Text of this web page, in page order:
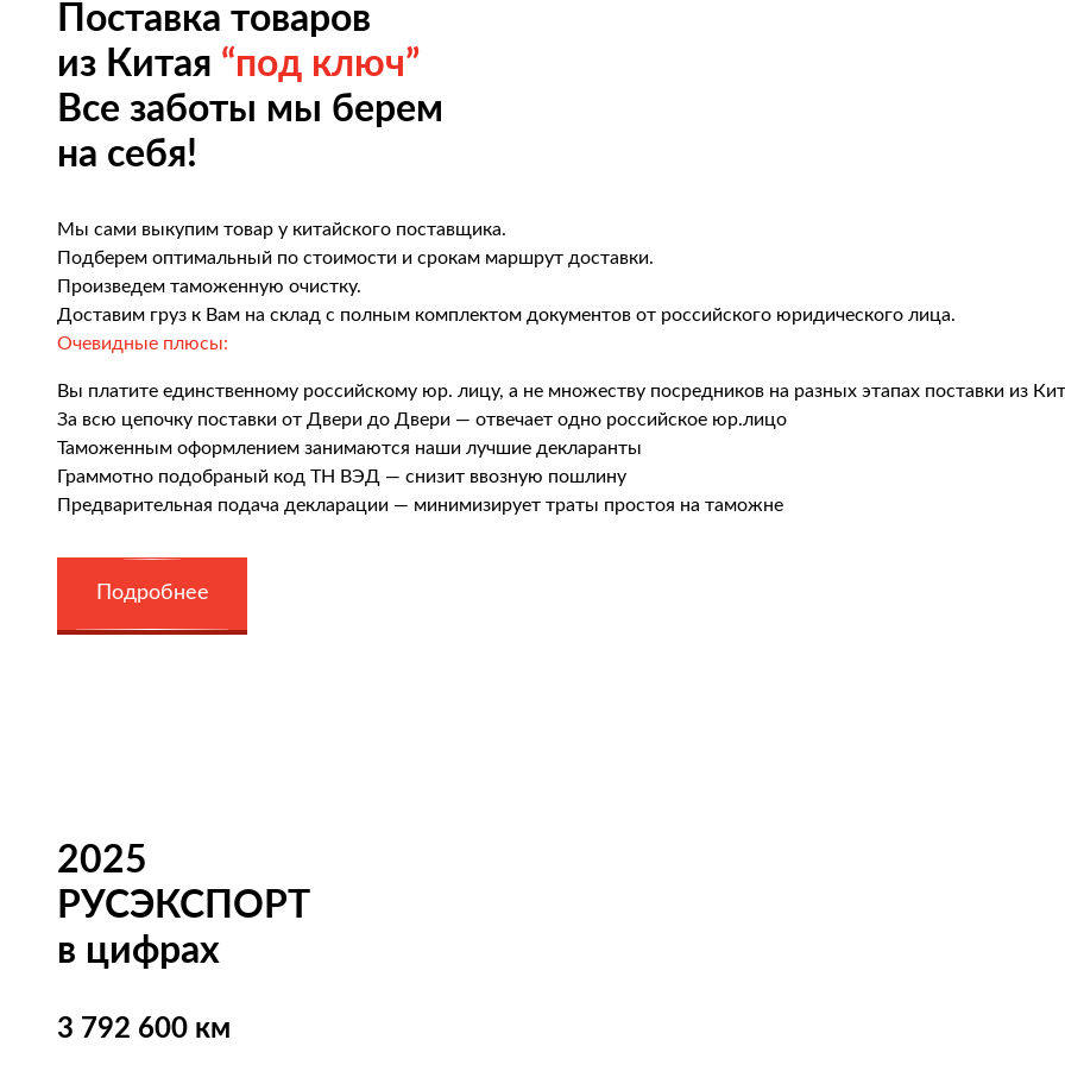
Поставка товаров
из Китая “под ключ”
Все заботы мы берем
на себя!
Мы сами выкупим товар у китайского поставщика.
Подберем оптимальный по стоимости и срокам маршрут доставки.
Произведем таможенную очистку.
Доставим груз к Вам на склад с полным комплектом документов от российского юридического лица.
Очевидные плюсы:
Вы платите единственному российскому юр. лицу, а не множеству посредников на разных этапах поставки из
За всю цепочку поставки от Двери до Двери — отвечает одно российское юр.лицо
Таможенным оформлением занимаются наши лучшие декларанты
Граммотно подобраный код ТН ВЭД — снизит ввозную пошлину
Предварительная подача декларации — минимизирует траты простоя на таможне
Подробнее
2025
РУСЭКСПОРТ
в цифрах
3 792 600 км